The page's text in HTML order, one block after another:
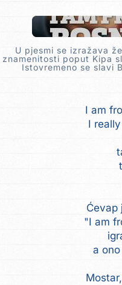
U pjesmi se izražava
znamenitosti poput Kipa
Istovremeno se slavi
I am
I
Ćevap
"I am
a